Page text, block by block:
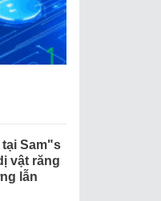
Sam"s
vật răng
lẫn